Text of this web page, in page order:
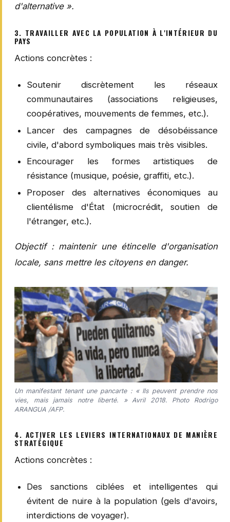
d'alternative ».
3. TRAVAILLER AVEC LA POPULATION À L'INTÉRIEUR DU
PAYS
Actions concrètes :
Soutenir discrètement les réseaux
communautaires (associations religieuses,
coopératives, mouvements de femmes, etc.).
Lancer des campagnes de désobéissance
civile, d'abord symboliques mais très visibles.
Encourager les formes artistiques de
résistance (musique, poésie, graffiti, etc.).
Proposer des alternatives économiques au
clientélisme d'État (microcrédit, soutien de
l'étranger, etc.).
Objectif : maintenir une étincelle d'organisation
locale, sans mettre les citoyens en danger.
Un manifestant tenant une pancarte : « Ils peuvent prendre nos
vies, mais jamais notre liberté. » Avril 2018. Photo Rodrigo
ARANGUA /AFP.
4. ACTIVER LES LEVIERS INTERNATIONAUX DE MANIÈRE
STRATÉGIQUE
Actions concrètes :
Des sanctions ciblées et intelligentes qui
évitent de nuire à la population (gels d'avoirs,
interdictions de voyager).